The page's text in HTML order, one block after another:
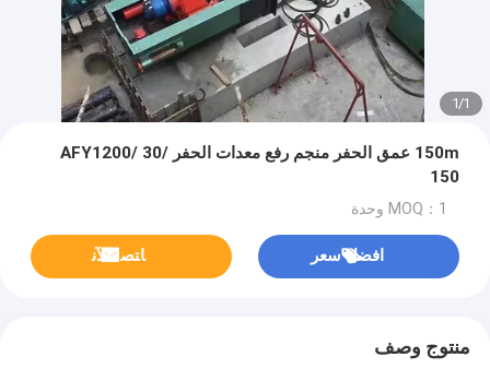
1
/
1
150m عمق الحفر منجم رفع معدات الحفر AFY1200/ 30/
150
MOQ：1 وحدة
افضل سعر ﺎﺘﺼﻟ ﺍﻶﻧ
منتوج وصف